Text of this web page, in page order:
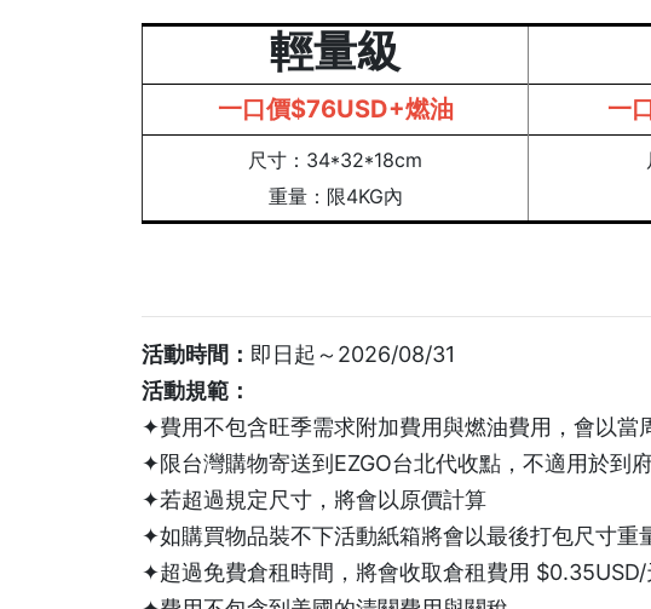
輕量級
一口價$76USD+燃油 一
尺寸：34*32*18cm
重量：限4KG內
活動時間： 即日起～2026/08/31
活動規範：
✦費用不包含旺季需求附加費用與燃油費用，會以當
✦限台灣購物寄送到EZGO台北代收點，不適用於到
✦若超過規定尺寸，將會以原價計算
✦如購買物品裝不下活動紙箱將會以最後打包尺寸重
✦超過免費倉租時間，將會收取倉租費用 $0.35USD/